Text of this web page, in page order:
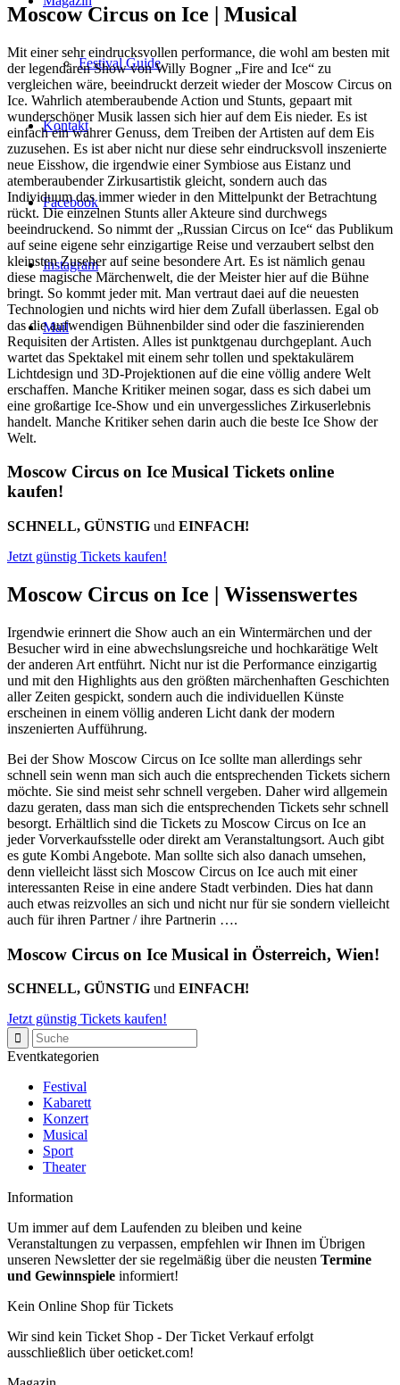
Festival Guide
Kontakt
Facebook
Instagram
Mail
Moscow Circus on Ice | Musical
Mit einer sehr eindrucksvollen performance, die wohl am besten mit
der legendären Show von Willy Bogner „Fire and Ice“ zu
vergleichen wäre, beeindruckt derzeit wieder der Moscow Circus on
Ice. Wahrlich atemberaubende Action und Stunts, gepaart mit
wunderschöner Musik lassen sich hier auf dem Eis nieder. Es ist
einfach ein wahrer Genuss, dem Treiben der Artisten auf dem Eis
zuzusehen. Es ist aber nicht nur diese sehr eindrucksvoll inszenierte
neue Eisshow, die irgendwie einer Symbiose aus Eistanz und
atemberaubender Zirkusartistik gleicht, sondern auch das
Individuum das immer wieder in den Mittelpunkt der Betrachtung
rückt. Die einzelnen Stunts aller Akteure sind durchwegs
beeindruckend. So nimmt der „Russian Circus on Ice“ das Publikum
auf seine eigene sehr einzigartige Reise und verzaubert selbst den
kleinsten Zuseher auf seine besondere Art. Es ist nämlich genau
diese magische Märchenwelt, die der Meister hier auf die Bühne
bringt. So kommt jeder mit. Man vertraut daei auf die neuesten
Technologien und nichts wird hier dem Zufall überlassen. Egal ob
das die aufwendigen Bühnenbilder sind oder die faszinierenden
Requisiten der Artisten. Alles ist punktgenau durchgeplant. Auch
wartet das Spektakel mit einem sehr tollen und spektakulärem
Lichtdesign und 3D-Projektionen auf die eine völlig andere Welt
erschaffen. Manche Kritiker meinen sogar, dass es sich dabei um
eine großartige Ice-Show und ein unvergessliches Zirkuserlebnis
handelt. Manche Kritiker sehen darin auch die beste Ice Show der
Welt.
Moscow Circus on Ice Musical Tickets online
kaufen!
SCHNELL, GÜNSTIG und EINFACH!
Jetzt günstig Tickets kaufen!
Moscow Circus on Ice | Wissenswertes
Irgendwie erinnert die Show auch an ein Wintermärchen und der
Besucher wird in eine abwechslungsreiche und hochkarätige Welt
der anderen Art entführt. Nicht nur ist die Performance einzigartig
und mit den Highlights aus den größten märchenhaften Geschichten
aller Zeiten gespickt, sondern auch die individuellen Künste
erscheinen in einem völlig anderen Licht dank der modern
inszenierten Aufführung.
Bei der Show Moscow Circus on Ice sollte man allerdings sehr
schnell sein wenn man sich auch die entsprechenden Tickets sichern
möchte. Sie sind meist sehr schnell vergeben. Daher wird allgemein
dazu geraten, dass man sich die entsprechenden Tickets sehr schnell
besorgt. Erhältlich sind die Tickets zu Moscow Circus on Ice an
jeder Vorverkaufsstelle oder direkt am Veranstaltungsort. Auch gibt
es gute Kombi Angebote. Man sollte sich also danach umsehen,
denn vielleicht lässt sich Moscow Circus on Ice auch mit einer
interessanten Reise in eine andere Stadt verbinden. Dies hat dann
auch etwas reizvolles an sich und nicht nur für sie sondern vielleicht
auch für ihren Partner / ihre Partnerin ….
Moscow Circus on Ice Musical in Österreich, Wien!
SCHNELL, GÜNSTIG und EINFACH!
Jetzt günstig Tickets kaufen!
Eventkategorien
Festival
Kabarett
Konzert
Musical
Sport
Theater
Information
Um immer auf dem Laufenden zu bleiben und keine
Veranstaltungen zu verpassen, empfehlen wir Ihnen im Übrigen
unseren Newsletter der sie regelmäßig über die neusten Termine
und Gewinnspiele informiert!
Kein Online Shop für Tickets
Wir sind kein Ticket Shop - Der Ticket Verkauf erfolgt
ausschließlich über oeticket.com!